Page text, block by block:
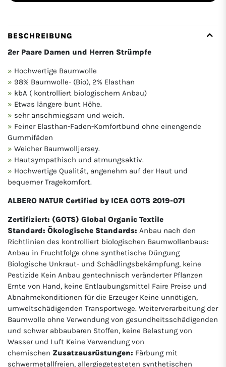
BESCHREIBUNG
2er Paare Damen und Herren Strümpfe
Hochwertige Baumwolle
98% Baumwolle- (Bio), 2% Elasthan
kbA ( kontrolliert biologischem Anbau)
Etwas längere bunt Höhe.
sehr anschmiegsam und weich.
Feiner Elasthan-Faden-Komfortbund ohne einengende
Gummifäden
Weicher Baumwolljersey.
Hautsympathisch und atmungsaktiv.
Hochwertige Qualität, angenehm auf der Haut und
bequemer Tragekomfort.
ALBERO NATUR Certified by ICEA GOTS 2019-071
Zertifiziert: (GOTS) Global Organic Textile
Standard: Ökologische Standards: Anbau nach den
Richtlinien des kontrolliert biologischen Baumwollanbaus:
Anbau in Fruchtfolge ohne synthetische Düngung
Biologische Unkraut- und Schädlingsbekämpfung, keine
Pestizide Kein Anbau gentechnisch veränderter Pflanzen
Ernte von Hand, keine Entlaubungsmittel Faire Preise und
Abnahmekonditionen für die Erzeuger Keine unnötigen,
umweltschädigenden Transportwege. Weiterverarbeitung der
Baumwolle ohne Verwendung von gesundheitsschädigenden
und schwer abbaubaren Stoffen, keine Belastung von
Wasser und Luft Keine Verwendung von
chemischen Zusatzausrüstungen: Färbung mit
schwermetallfreien, allergiegetesteten synthetischen